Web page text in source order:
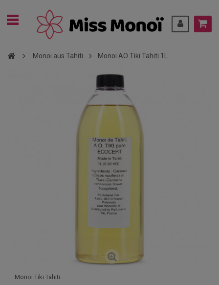
Monoi aus Tahiti Monoi AO Tiki Tahiti 1L
Monoï Tiki Tahiti